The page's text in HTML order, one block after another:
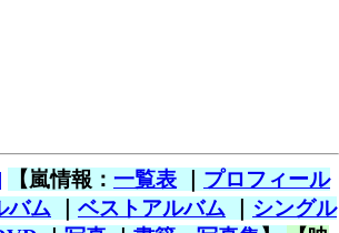
【嵐情報： 一覧表
プロフィール
バム ベストアルバム
シングル